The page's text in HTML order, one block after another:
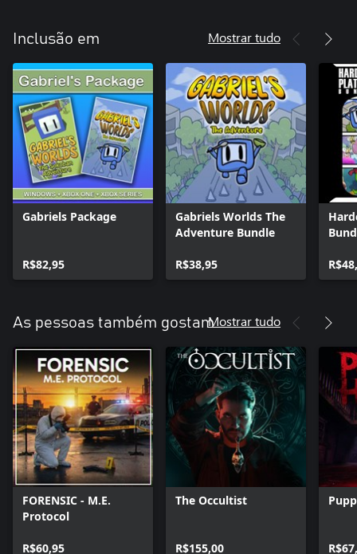
Inclusão em Mostrar tudo
Gabriels Package
R$82,95
Gabriels Worlds The
Adventure Bundle
R$38,95
As pessoas também gostamMostrar tudo
FORENSIC - M.E.
Protocol
R$60,95
The Occultist
R$155,00